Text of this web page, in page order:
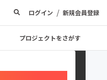
ログイン / 新規会員登録
プロジェクトをさがす